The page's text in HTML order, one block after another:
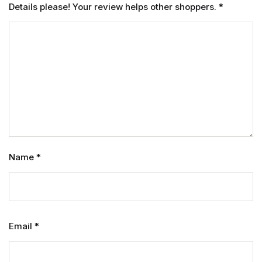
Details please! Your review helps other shoppers. *
Name *
Email *